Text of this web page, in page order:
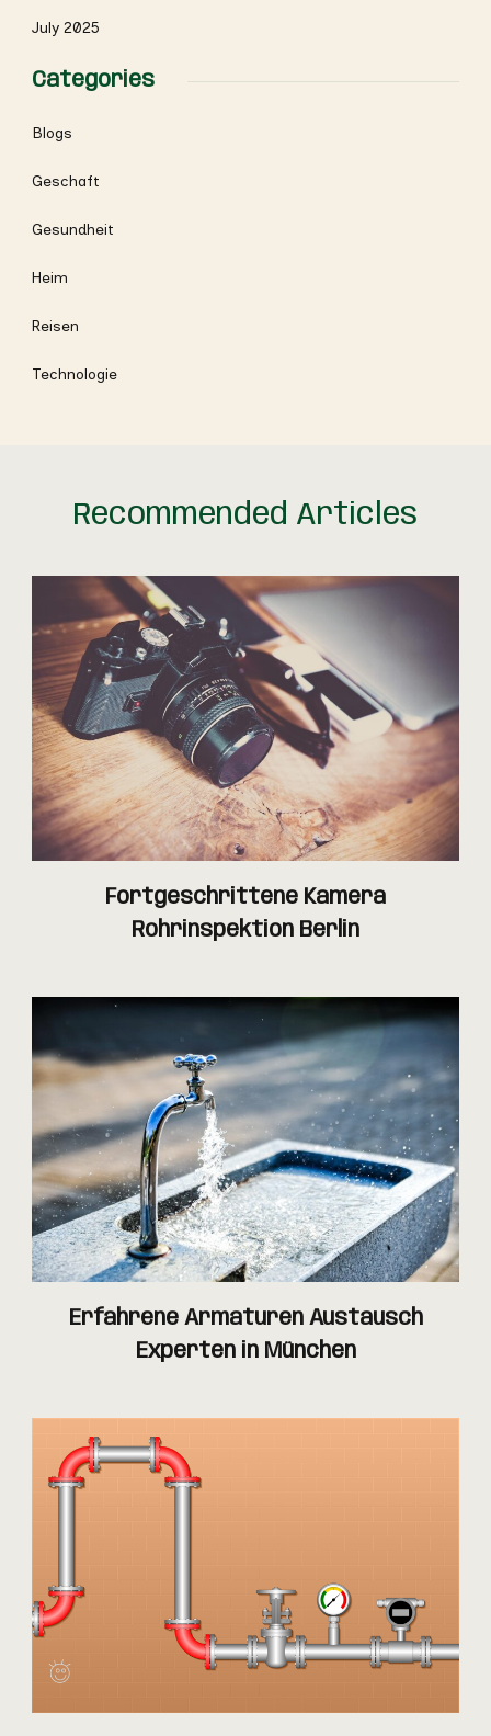
July 2025
Categories
Blogs
Geschaft
Gesundheit
Heim
Reisen
Technologie
Recommended Articles
Fortgeschrittene Kamera
Rohrinspektion Berlin
Erfahrene Armaturen Austausch
Experten in München